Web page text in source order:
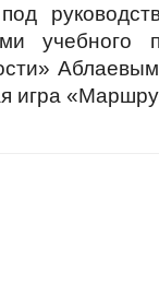
учебного
игра